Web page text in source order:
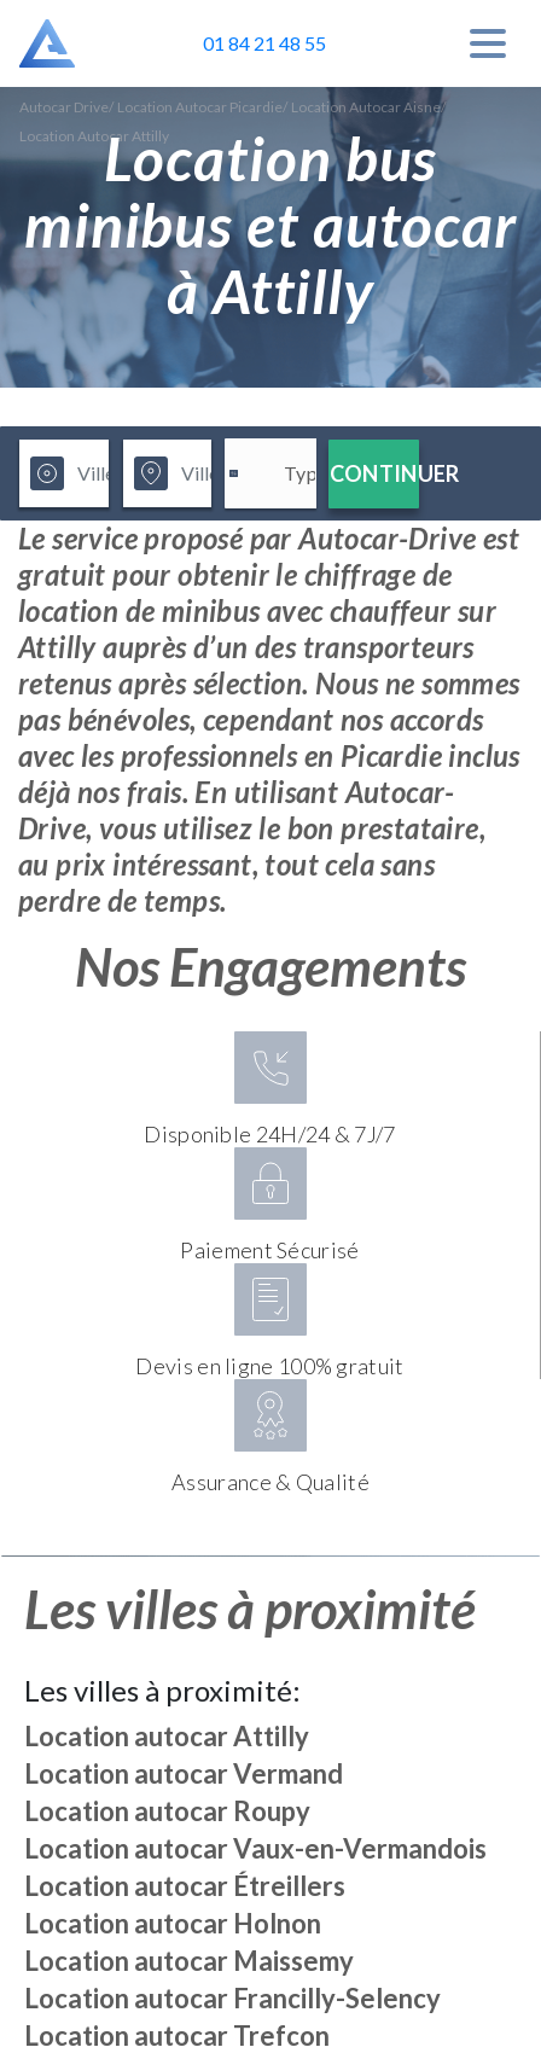
01 84 21 48 55
Autocar Drive/ Location Autocar Picardie/ Location Autocar Aisne/
Location Autocar AttillyLocation bus
minibus et autocar
à Attilly
CONTINUER
Le service proposé par Autocar-Drive est
gratuit pour obtenir le chiffrage de
location de minibus avec chauffeur sur
Attilly auprès d’un des transporteurs
retenus après sélection. Nous ne sommes
pas bénévoles, cependant nos accords
avec les professionnels en Picardie inclus
déjà nos frais. En utilisant Autocar-
Drive, vous utilisez le bon prestataire,
au prix intéressant, tout cela sans
perdre de temps.
Nos Engagements
Disponible 24H/24 & 7J/7
Paiement Sécurisé
Devis en ligne 100% gratuit
Assurance & Qualité
Les villes à proximité
Les villes à proximité:
Location autocarAttilly
Location autocarVermand
Location autocar Roupy
Location autocarVaux-en-Vermandois
Location autocar Étreillers
Location autocar Holnon
Location autocar Maissemy
Location autocar Francilly-Selency
Location autocarTrefcon